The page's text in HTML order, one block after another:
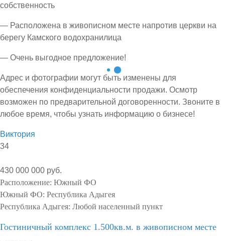
собственность
— Расположена в живописном месте напротив церкви на
берегу Камского водохранилица
— Очень выгодное предложение!
Адрес и фотографии могут быть изменены для
обеспечения конфиденциальности продажи. Осмотр
возможен по предварительной договоренности. Звоните в
любое время, чтобы узнать информацию о бизнесе!
Виктория
34
430 000 000 руб.
Расположение: Южный ФО
Южный ФО: Республика Адыгея
Республика Адыгея: Любой населенный пункт
Гостиничный комплекс 1.500кв.м. в живописном месте